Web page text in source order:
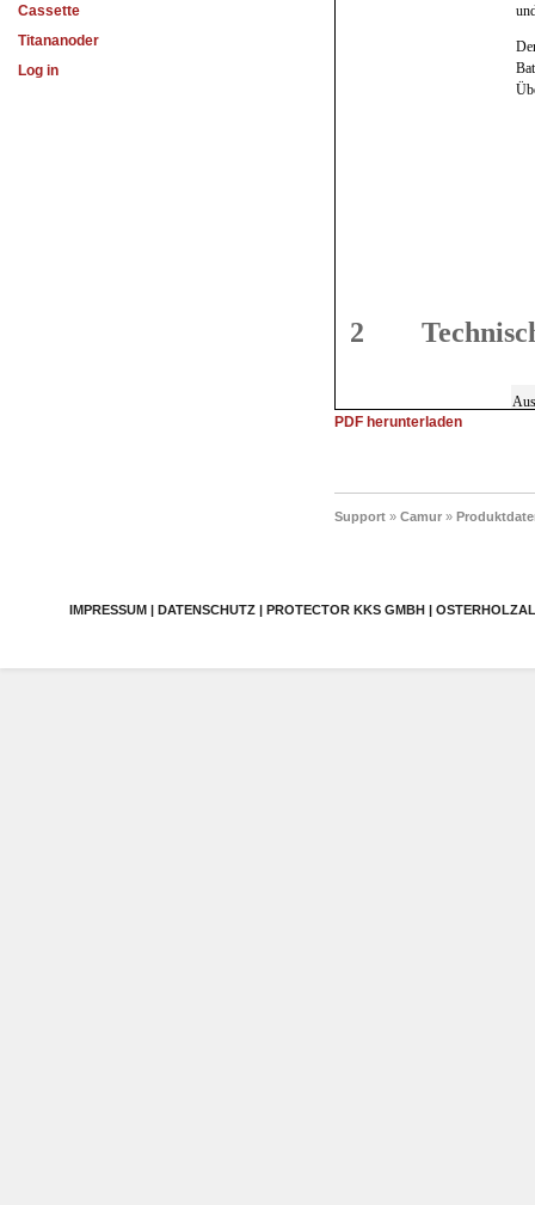
Cassette
Titananoder
Log in
PDF herunterladen
Support » Camur »
IMPRESSUM | DATENSCHUTZ | PROTECTOR KKS GMBH |